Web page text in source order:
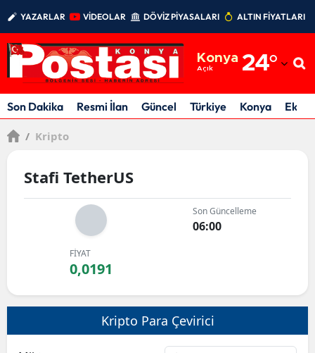
YAZARLAR VİDEOLAR DÖVİZ PİYASALARI ALTIN FİYATLARI
Konya
Açık 24°
Adıyaman
Afyonkarahisar
Antalya
Son Dakika Resmi İlan Güncel Türkiye Konya
/ Kripto
Stafi TetherUS
Son Güncelleme
06:00
FİYAT
0,0191
Kripto Para Çevirici